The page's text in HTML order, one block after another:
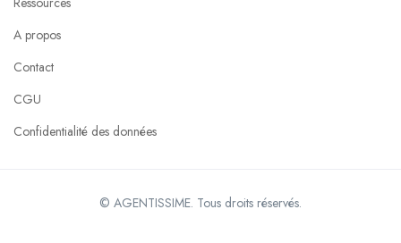
A propos
Contact
CGU
Confidentialité des données
© AGENTISSIME. Tous droits réservés.